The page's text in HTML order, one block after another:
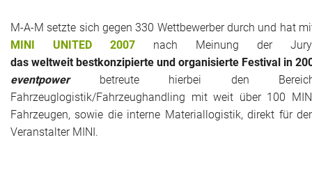
M-A-M setzte sich gegen 330 Wettbewerber durch und hat
MINI UNITED 2007 nach Meinung der
das weltweit bestkonzipierte und organisierte Festival in
eventpowerbetreute hierbei den
Fahrzeuglogistik/Fahrzeughandling mit weit über 100
Fahrzeugen, sowie die interne Materiallogistik, direkt für
Veranstalter MINI.